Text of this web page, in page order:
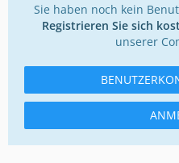
Sie haben noch kein
Registrieren Sie sich
unserer